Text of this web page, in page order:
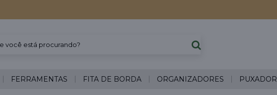
FERRAMENTAS FITA DE BORDA ORGANIZADORES